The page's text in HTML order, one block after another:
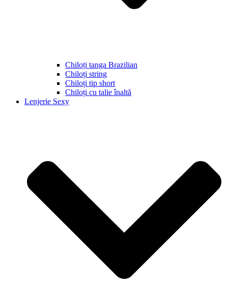
Chiloți tanga Brazilian
Chiloți string
Chiloți tip short
Chiloți cu talie înaltă
Lenjerie Sexy